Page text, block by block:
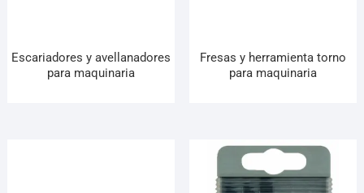
Escariadores y avellanadores
para maquinaria
Fresas y herramienta torno
para maquinaria